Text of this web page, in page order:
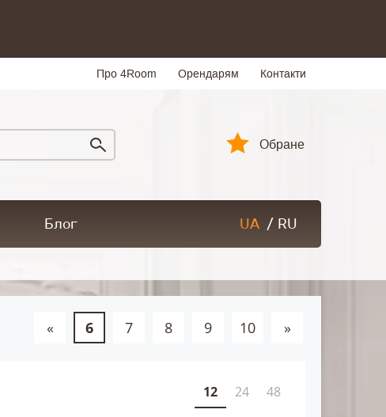
Про 4Room Орендарям Контакти
Обране
Блог UA / RU
« 6 7 8 9 10 »
12 24 48